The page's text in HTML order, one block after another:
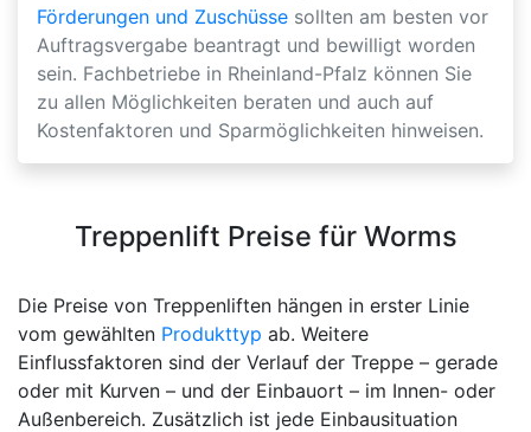
Förderungen und Zuschüsse sollten am besten vor
Auftragsvergabe beantragt und bewilligt worden
sein. Fachbetriebe in Rheinland-Pfalz können Sie
zu allen Möglichkeiten beraten und auch auf
Kostenfaktoren und Sparmöglichkeiten hinweisen.
Treppenlift Preise für Worms
Die Preise von Treppenliften hängen in erster Linie
vom gewählten Produkttyp ab. Weitere
Einflussfaktoren sind der Verlauf der Treppe – gerade
oder mit Kurven – und der Einbauort – im Innen- oder
Außenbereich. Zusätzlich ist jede Einbausituation